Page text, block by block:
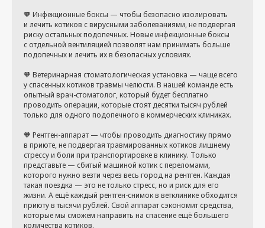
🧡 Инфекционные боксы — чтобы безопасно изолировать
и лечить котиков с вирусными заболеваниями, не подвергая
риску остальных подопечных. Новые инфекционные боксы
с отдельной вентиляцией позволят нам принимать больше
подопечных и лечить их в безопасных условиях.
🧡 Ветеринарная стоматологическая установка — чаще всего
у спасенных котиков травмы челюсти. В нашей команде есть
опытный врач-стоматолог, который будет бесплатно
проводить операции, которые стоят десятки тысяч рублей
только для одного подопечного в коммерческих клиниках.
🧡 Рентген-аппарат — чтобы проводить диагностику прямо
в приюте, не подвергая травмированных котиков лишнему
стрессу и боли при транспортировке в клинику. Только
представьте — сбитый машиной котик с переломами,
которого нужно везти через весь город на рентген. Каждая
такая поездка — это не только стресс, но и риск для его
жизни. А ещё каждый рентген-снимок в ветклинике обходится
приюту в тысячи рублей. Свой аппарат сэкономит средства,
которые мы сможем направить на спасение ещё большего
количества котиков.